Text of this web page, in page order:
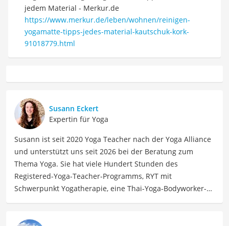
jedem Material - Merkur.de
https://www.merkur.de/leben/wohnen/reinigen-
yogamatte-tipps-jedes-material-kautschuk-kork-
91018779.html
Susann Eckert
Expertin für Yoga
Susann ist seit 2020 Yoga Teacher nach der Yoga Alliance
und unterstützt uns seit 2026 bei der Beratung zum
Thema Yoga. Sie hat viele Hundert Stunden des
Registered-Yoga-Teacher-Programms, RYT mit
Schwerpunkt Yogatherapie, eine Thai-Yoga-Bodyworker-